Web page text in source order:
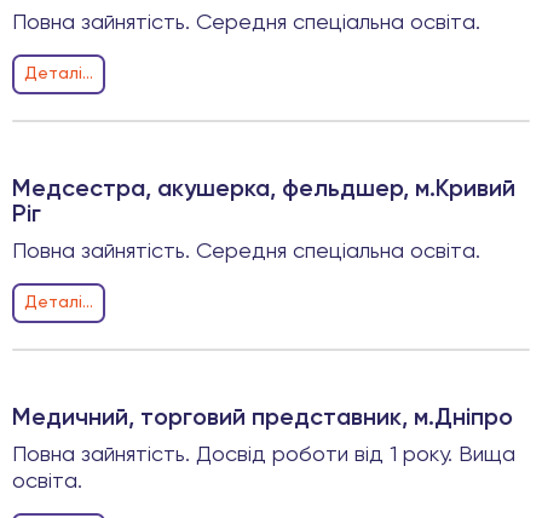
Повна зайнятість. Середня спеціальна освіта.
Деталi...
Медсестра, акушерка, фельдшер, м.Кривий
Ріг
Повна зайнятість. Середня спеціальна освіта.
Деталi...
Медичний, торговий представник, м.Дніпро
Повна зайнятість. Досвід роботи від 1 року. Вища
освіта.